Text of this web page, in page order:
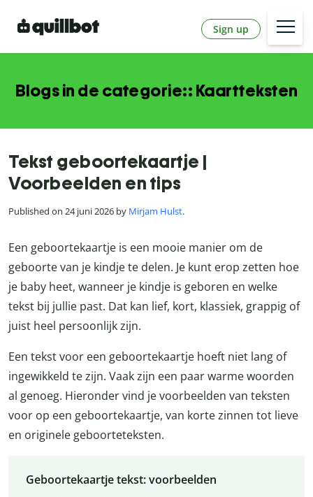
Sign up
Blogs in de categorie:: Kaartteksten
Tekst geboortekaartje |
Voorbeelden en tips
Published on 24 juni 2026 by Mirjam Hulst.
Een geboortekaartje is een mooie manier om de
geboorte van je kindje te delen. Je kunt erop zetten hoe
je baby heet, wanneer je kindje is geboren en welke
tekst bij jullie past. Dat kan lief, kort, klassiek, grappig of
juist heel persoonlijk zijn.
Een tekst voor een geboortekaartje hoeft niet lang of
ingewikkeld te zijn. Vaak zijn een paar warme woorden
al genoeg. Hieronder vind je voorbeelden van teksten
voor op een geboortekaartje, van korte zinnen tot lieve
en originele geboorteteksten.
Geboortekaartje tekst: voorbeelden